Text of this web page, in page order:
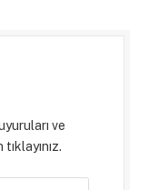
ve